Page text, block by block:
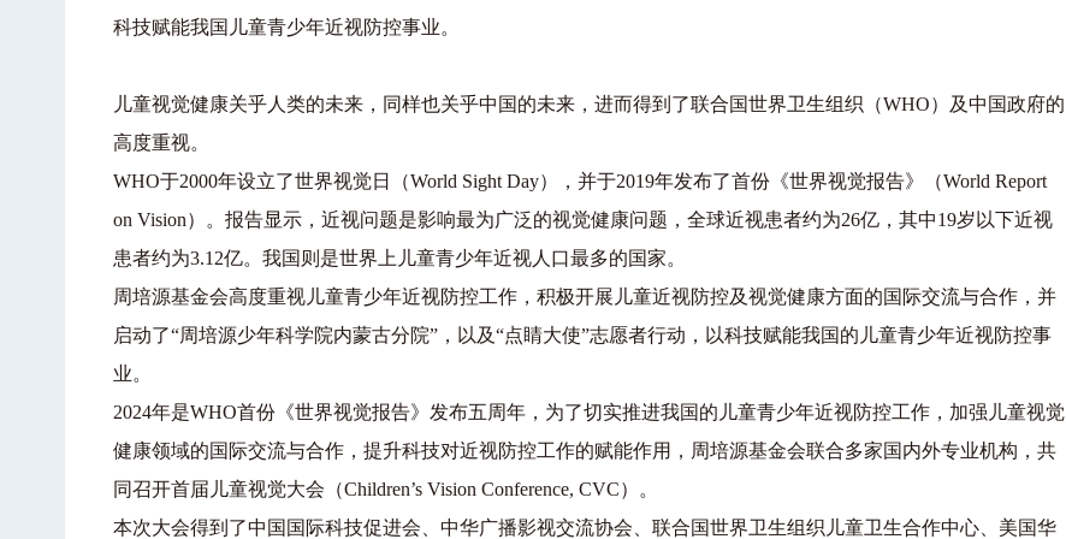
科技赋能我国儿童青少年近视防控事业。
儿童视觉健康关乎人类的未来，同样也关乎中国的未来，进而得到了联合国世界卫生组织（WHO）及中国政府的
高度重视。
WHO于2000年设立了世界视觉日（World Sight Day），并于2019年发布了首份《世界视觉报告》（World Report
on Vision）。报告显示，近视问题是影响最为广泛的视觉健康问题，全球近视患者约为26亿，其中19岁以下近视
患者约为3.12亿。我国则是世界上儿童青少年近视人口最多的国家。
周培源基金会高度重视儿童青少年近视防控工作，积极开展儿童近视防控及视觉健康方面的国际交流与合作，并
启动了“周培源少年科学院内蒙古分院”，以及“点睛大使”志愿者行动，以科技赋能我国的儿童青少年近视防控事
业。
2024年是WHO首份《世界视觉报告》发布五周年，为了切实推进我国的儿童青少年近视防控工作，加强儿童视觉
健康领域的国际交流与合作，提升科技对近视防控工作的赋能作用，周培源基金会联合多家国内外专业机构，共
同召开首届儿童视觉大会（Children’s Vision Conference, CVC）。
本次大会得到了中国国际科技促进会、中华广播影视交流协会、联合国世界卫生组织儿童卫生合作中心、美国华